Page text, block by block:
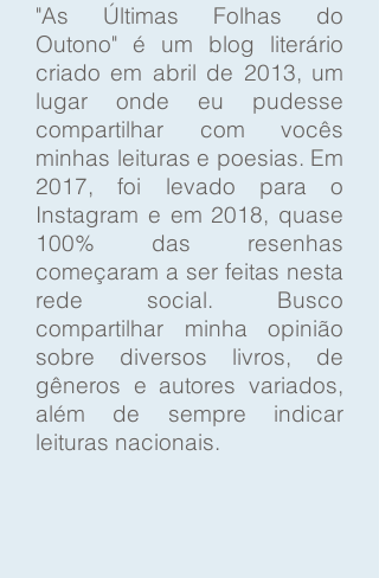
"As Últimas Folhas do
Outono" é um blog literário
criado em abril de 2013, um
lugar onde eu pudesse
compartilhar com vocês
minhas leituras e poesias. Em
2017, foi levado para o
Instagram e em 2018, quase
100% das resenhas
começaram a ser feitas nesta
rede social. Busco
compartilhar minha opinião
sobre diversos livros, de
gêneros e autores variados,
além de sempre indicar
leituras nacionais.